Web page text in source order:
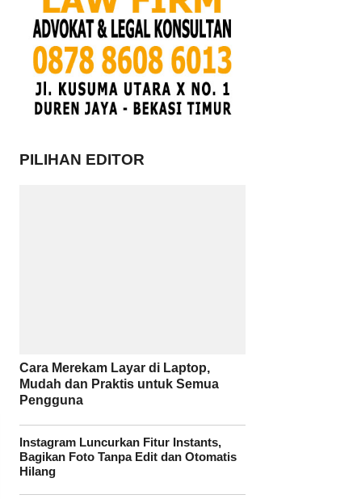
PILIHAN EDITOR
Cara Merekam Layar di Laptop,
Mudah dan Praktis untuk Semua
Pengguna
Instagram Luncurkan Fitur Instants,
Bagikan Foto Tanpa Edit dan Otomatis
Hilang